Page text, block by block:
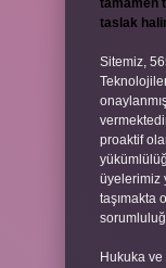
tamamen
taslak
Sitemiz,
proaktif
üyelerimiz
taşımakta
Hukuka